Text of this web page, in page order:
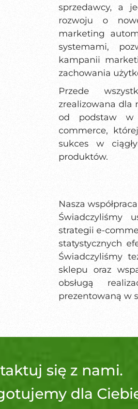
sprzedawcy, a
rozwoju o
marketing
systemami,
kampanii
zachowania
Przede
zrealizowana dla
od podstaw w
commerce,
sukces w
produktów.
Nasza
Świadczyliśmy
strategii e-
statystycznych
Świadczyliśmy
sklepu oraz
obsługą
prezentowaną w
się z nami.
dla